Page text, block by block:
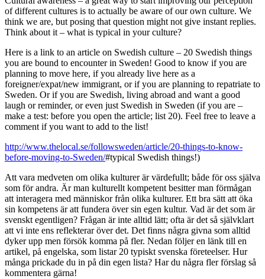
of different cultures is to actually be aware of our own culture. We
think we are, but posing that question might not give instant replies.
Think about it – what is typical in your culture?
Here is a link to an article on Swedish culture – 20 Swedish things
you are bound to encounter in Sweden! Good to know if you are
planning to move here, if you already live here as a
foreigner/expat/new immigrant, or if you are planning to repatriate to
Sweden. Or if you are Swedish, living abroad and want a good
laugh or reminder, or even just Swedish in Sweden (if you are –
make a test: before you open the article; list 20). Feel free to leave a
comment if you want to add to the list!
http://www.thelocal.se/followsweden/article/20-things-to-know-
before-moving-to-Sweden/#typical Swedish things!)
Att vara medveten om olika kulturer är värdefullt; både för oss själva
som för andra. Är man kulturellt kompetent besitter man förmågan
att interagera med människor från olika kulturer. Ett bra sätt att öka
sin kompetens är att fundera över sin egen kultur. Vad är det som är
svenskt egentligen? Frågan är inte alltid lätt; ofta är det så självklart
att vi inte ens reflekterar över det. Det finns några givna som alltid
dyker upp men försök komma på fler. Nedan följer en länk till en
artikel, på engelska, som listar 20 typiskt svenska företeelser. Hur
många prickade du in på din egen lista? Har du några fler förslag så
kommentera gärna!